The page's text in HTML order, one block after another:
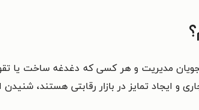
مدیریت و هر کسی که دغدغه ساخت یا
ایجاد تمایز در بازار رقابتی هستند،